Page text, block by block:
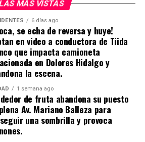
MÁS VISTAS
6 días ago
se echa de reversa y huye!
en video a conductora de Tiida
que impacta camioneta
en Dolores Hidalgo y
la escena.
1 semana ago
de fruta abandona su puesto
Av. Mariano Balleza para
una sombrilla y provoca